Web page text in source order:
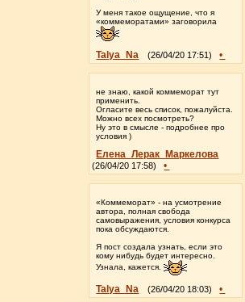
У меня такое ощущение, что я
«коммеморатами» заговорила
Talya_Na (26/04/20 17:51) •
не знаю, какой коммеморат тут
применить.
Огласите весь список, пожалуйста.
Можно всех посмотреть?
Ну это в смысле - подробнее про
условия )
Елена_Лерак_Маркелова
(26/04/20 17:58) •
«Коммеморат» - на усмотрение
автора, полная свобода
самовыражения, условия конкурса
пока обсуждаются.
Я пост создала узнать, если это
кому нибудь будет интересно.
Узнала, кажется.
Talya_Na (26/04/20 18:03) •